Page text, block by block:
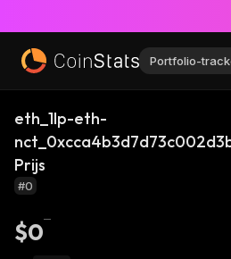
Portfolio-
eth_1lp-eth-
Prijs
#0
$0